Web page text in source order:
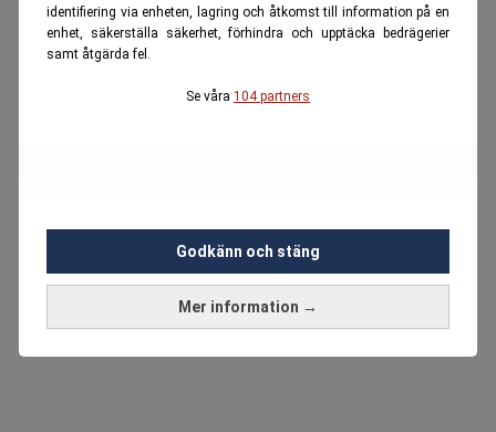
identifiering via enheten, lagring och åtkomst till information på en
enhet, säkerställa säkerhet, förhindra och upptäcka bedrägerier
samt åtgärda fel.
Se våra 104 partners
Mer information →
Godkänn och stäng